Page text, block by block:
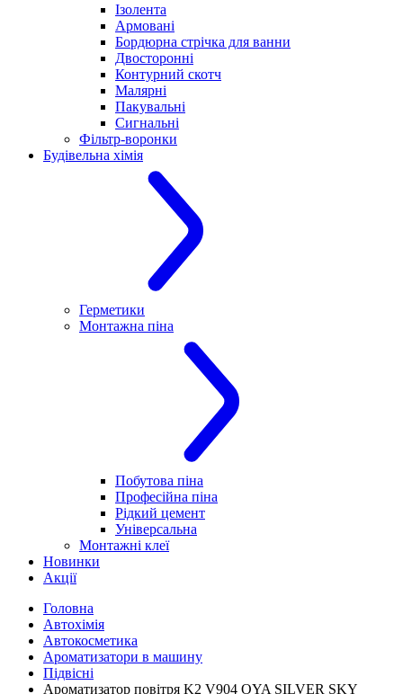
Ізолента
Армовані
Бордюрна стрічка для ванни
Двосторонні
Контурний скотч
Малярні
Пакувальні
Сигнальні
Фільтр-воронки
Будівельна хімія
Герметики
Монтажна піна
Побутова піна
Професійна піна
Рідкий цемент
Універсальна
Монтажні клеї
Новинки
Акції
Головна
Автохімія
Автокосметика
Ароматизатори в машину
Підвісні
Ароматизатор повітря K2 V904 OYA SILVER SKY